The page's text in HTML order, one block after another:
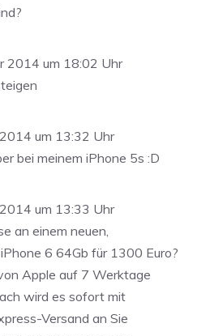
2014 um 18:02 Uhr
um 13:32 Uhr
bei meinem iPhone 5s :D
um 13:33 Uhr
an einem neuen,
6 64Gb für 1300 Euro?
Apple auf 7 Werktage
wird es sofort mit
Versand an Sie